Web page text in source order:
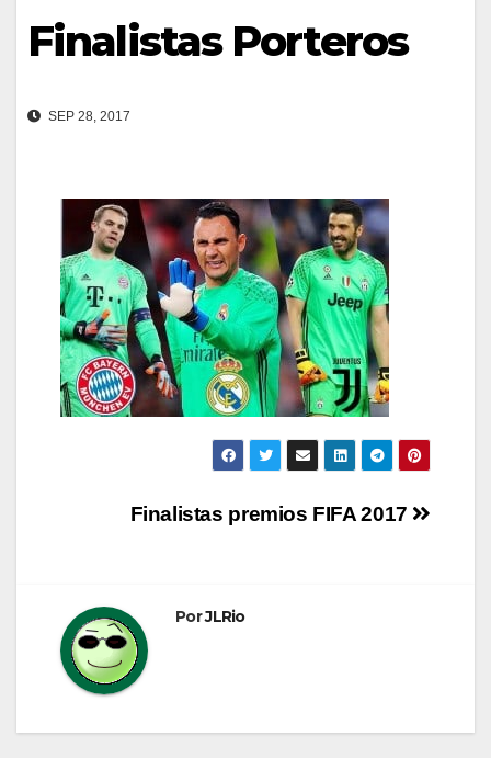
Finalistas Porteros
SEP 28, 2017
Navegación
entradas
Finalistas premios FIFA 2017
PorJLRio